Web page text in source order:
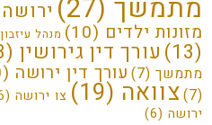
מתמשך(27) ירושה(12)
מזונות ילדים(10) מנהל עיזבון(5)
עורך דין גירושין(13)
מתמשך(7) עורך דין ירושה(10)
צוואה(19) צו ירושה(6)
ירושה(6)